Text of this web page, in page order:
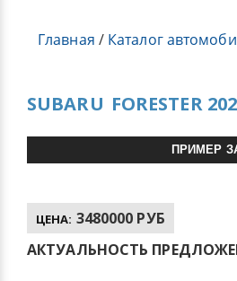
Главная / Каталог
SUBARU FORESTER
ПРИМЕР
ЦЕНА: 3480000 РУБ
АКТУАЛЬНОСТЬ